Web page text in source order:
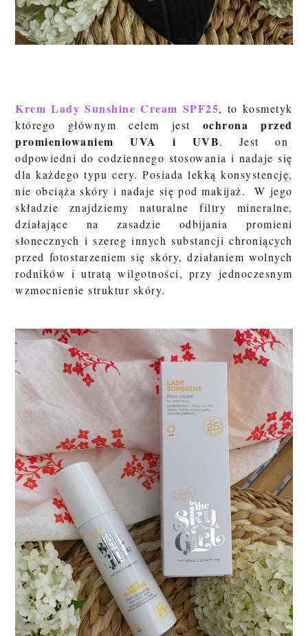
Krem Lady Sunshine Cream SPF25, to kosmetyk
którego głównym celem jest ochrona przed
promieniowaniem UVA i UVB. Jest on
odpowiedni do codziennego stosowania i nadaje się
dla każdego typu cery. Posiada lekką konsystencję,
nie obciąża skóry i nadaje się pod makijaż. W jego
składzie znajdziemy naturalne filtry mineralne,
działające na zasadzie odbijania promieni
słonecznych i szereg innych substancji chroniących
przed fotostarzeniem się skóry, działaniem wolnych
rodników i utratą wilgotności, przy jednoczesnym
wzmocnienie struktur skóry.